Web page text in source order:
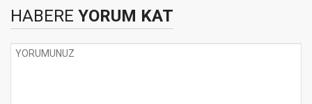
HABERE YORUM KAT